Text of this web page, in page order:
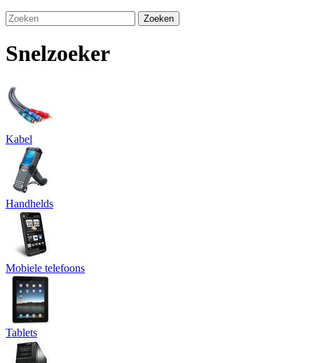
Zoeken
Snelzoeker
Kabel
Handhelds
Mobiele telefoons
Tablets